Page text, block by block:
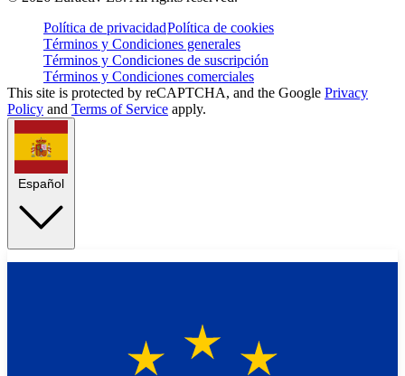
Política de privacidadPolítica de cookies
Términos y Condiciones generales
Términos y Condiciones de suscripción
Términos y Condiciones comerciales
This site is protected by reCAPTCHA, and the Google Privacy
Policy and Terms of Service apply.
Español